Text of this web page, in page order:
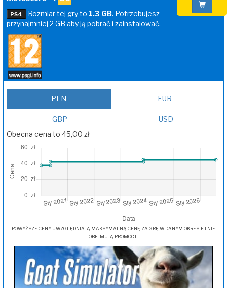
PS4 Rozmiar tej gry to 1.3 GB. Potrzebujesz
przynajmniej 2 GB aby ją pobrać i zainstalować.
PLN EUR
GBP
USD
Obecna cena to 45,00 zł
POWYŻSZE CENY UWZGLĘDNIAJĄ MAKSYMALNĄ CENĘ ZA GRĘ W DANYM OKRESIE I NIE
OBEJMUJĄ PROMOCJI.